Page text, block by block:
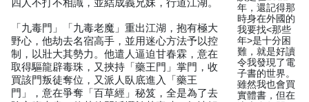
四人不打不相識，並結成義兄妹，行道江湖。
「九毒門」「九毒老魔」重出江湖，抱有極大
野心，他劫去名宿高手，並用迷心方法予以控
制，以壯大其勢力。他遣人逼迫甘春霖，意在
取得驅龍辟毒珠，又挾持「藥王門」掌門，收
買該門叛徒奪位，又派人臥底進入「藥王
門」，意在爭奪「百草經」秘笈，全是為了去
年，還記得那
時身在外國的
我要找<那些
年>是十分困
難，就是好讀
令我發現了電
子書的世界。
雖然我也會買
實體書，但在